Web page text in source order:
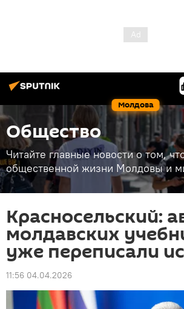
Молдова
Общество
Читайте главные новости о том,
общественной жизни Молдовы и
Красносельский:
молдавских
уже переписали
11:56 04.04.2026